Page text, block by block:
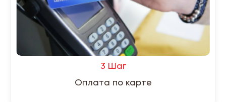
3 Шаг
Оплата по карте